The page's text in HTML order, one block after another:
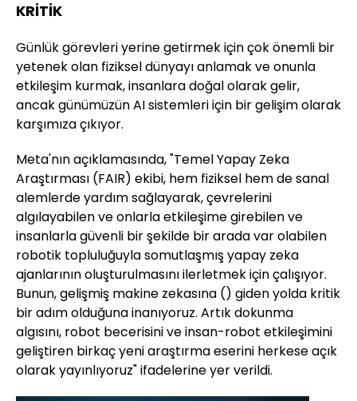
KRİTİK
Günlük görevleri yerine getirmek için çok önemli bir
yetenek olan fiziksel dünyayı anlamak ve onunla
etkileşim kurmak, insanlara doğal olarak gelir,
ancak günümüzün AI sistemleri için bir gelişim olarak
karşımıza çıkıyor.
Meta'nın açıklamasında, "Temel Yapay Zeka
Araştırması (FAIR) ekibi, hem fiziksel hem de sanal
alemlerde yardım sağlayarak, çevrelerini
algılayabilen ve onlarla etkileşime girebilen ve
insanlarla güvenli bir şekilde bir arada var olabilen
robotik topluluğuyla somutlaşmış yapay zeka
ajanlarının oluşturulmasını ilerletmek için çalışıyor.
Bunun, gelişmiş makine zekasına () giden yolda kritik
bir adım olduğuna inanıyoruz. Artık dokunma
algısını, robot becerisini ve insan-robot etkileşimini
geliştiren birkaç yeni araştırma eserini herkese açık
olarak yayınlıyoruz" ifadelerine yer verildi.